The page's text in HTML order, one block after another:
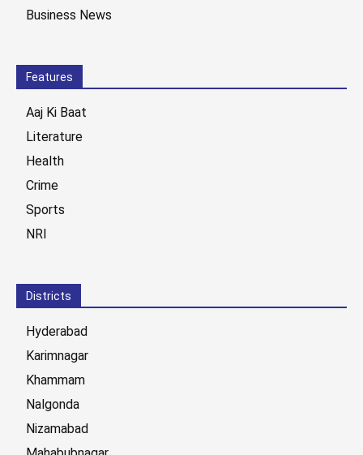
Business News
Features
Aaj Ki Baat
Literature
Health
Crime
Sports
NRI
Districts
Hyderabad
Karimnagar
Khammam
Nalgonda
Nizamabad